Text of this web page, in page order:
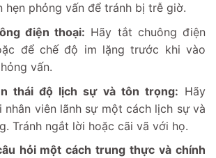
hẹn phỏng vấn để tránh bị trễ giờ.
điện thoại: Hãy tắt chuông điện
để chế độ im lặng trước khi vào
vấn.
thái độ lịch sự và tôn trọng: Hãy
nhân viên lãnh sự một cách lịch sự và
Tránh ngắt lời hoặc cãi vã với họ.
hỏi một cách trung thực và chính